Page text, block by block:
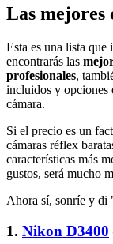
Las mejores
Esta es una lista que
encontrarás las
profesionales,
incluidos y opciones
cámara.
Si el precio es un
cámaras réflex
características más
gustos, será mucho
Ahora sí, sonríe y di
1. Nikon D3400